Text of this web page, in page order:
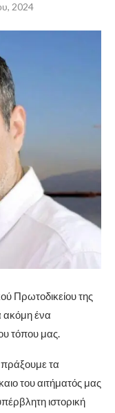
2024
Πρωτοδικείου της
ακόμη ένα
τόπου μας.
τα
του αιτήματός μας
ιστορική